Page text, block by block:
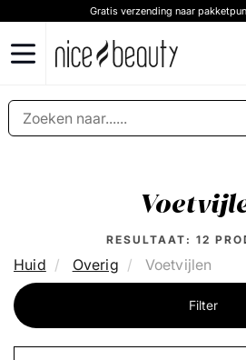
Gratis verzending naar
RESULTAAT: 12
Huid Overig Voetvijlen
Filter